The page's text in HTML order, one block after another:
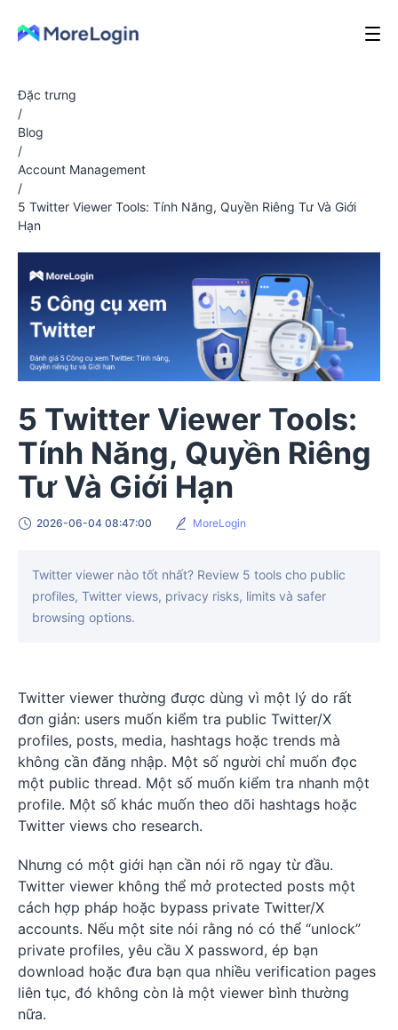
Đặc trưng
/
Blog
/
Account Management
/
5 Twitter Viewer Tools: Tính Năng, Quyền Riêng Tư Và Giới
Hạn
5 Twitter Viewer Tools:
Tính Năng, Quyền Riêng
Tư Và Giới Hạn
2026-06-04 08:47:00 MoreLogin
Twitter viewer nào tốt nhất? Review 5 tools cho public
profiles, Twitter views, privacy risks, limits và safer
browsing options.
Twitter viewer thường được dùng vì một lý do rất
đơn giản: users muốn kiểm tra public Twitter/X
profiles, posts, media, hashtags hoặc trends mà
không cần đăng nhập. Một số người chỉ muốn đọc
một public thread. Một số muốn kiểm tra nhanh một
profile. Một số khác muốn theo dõi hashtags hoặc
Twitter views cho research.
Nhưng có một giới hạn cần nói rõ ngay từ đầu.
Twitter viewer không thể mở protected posts một
cách hợp pháp hoặc bypass private Twitter/X
accounts. Nếu một site nói rằng nó có thể “unlock”
private profiles, yêu cầu X password, ép bạn
download hoặc đưa bạn qua nhiều verification pages
liên tục, đó không còn là một viewer bình thường
nữa.